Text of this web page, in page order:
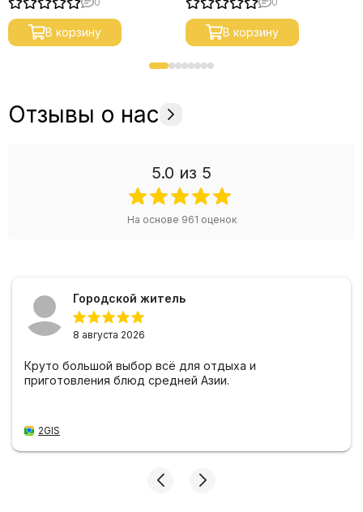
можете приобрести в нашем интернет-
магазине с быстрой доставкой по России или
самовывозом в Хабаровском крае
В корзину В корзину
Отзывы о нас
5.0 из 5
На основе 961 оценок
Городской житель
8 августа 2026
Круто большой выбор всё для отдыха и
приготовления блюд средней Азии.
2GIS